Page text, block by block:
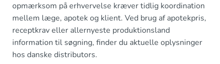
opmærksom på erhvervelse kræver tidlig koordination
mellem læge, apotek og klient. Ved brug af apotekpris,
receptkrav eller allernyeste produktionsland
information til søgning, finder du aktuelle oplysninger
hos danske distributors.